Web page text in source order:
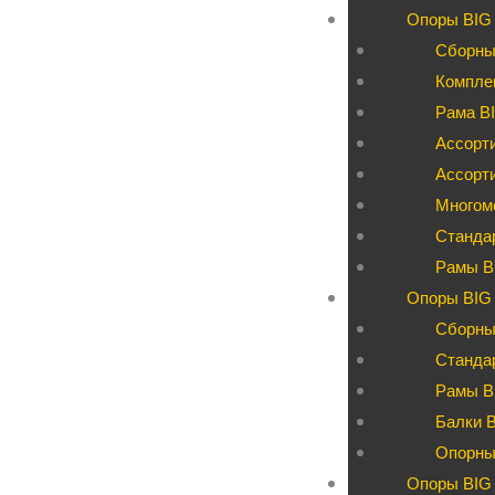
Опоры BIG
Рама
Рамы
Опоры BIG
Рамы
Балки
Опоры BIG